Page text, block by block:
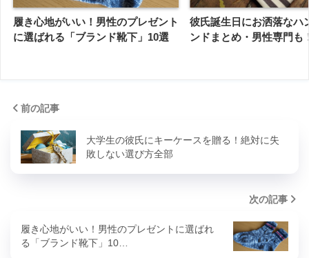
履き心地がいい！男性のプレゼント
に選ばれる「ブランド靴下」10選
彼氏誕生日にお洒落なハ
ンドまとめ・男性専門も
前の記事
大学生の彼氏にキーケースを贈る！絶対に失
敗しない選び方全部
次の記事
履き心地がいい！男性のプレゼントに選ばれ
る「ブランド靴下」10…